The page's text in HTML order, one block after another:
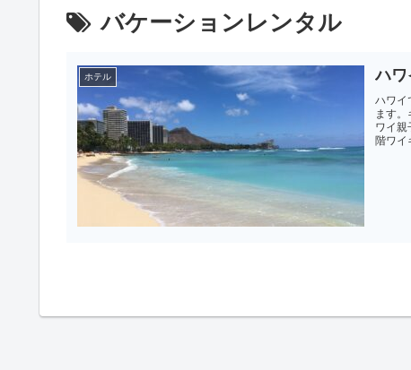
バケーションレンタル
ホテル ハ
ハワイ
ます
ワイ
階ワイ